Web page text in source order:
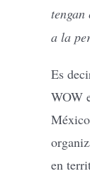
a la
Es
WOW
en